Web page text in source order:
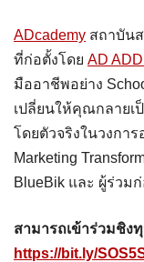
ADcademy สถาบัน
ที่ก่อตั้งโดย AD
มืออาชีพอย่าง
เปลี่ยนให้คุณกลายเ
โดยตัวจริงในวงการ
Marketing
BlueBik และ ผู้ร่วมก่
สามารถเข้าร่วมชิง
https://bit.ly/